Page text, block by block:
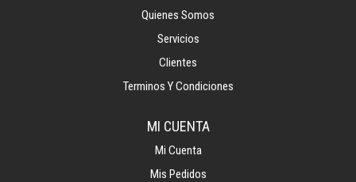
Quienes Somos
Servicios
Clientes
Terminos Y Condiciones
MI CUENTA
Mi Cuenta
Mis Pedidos